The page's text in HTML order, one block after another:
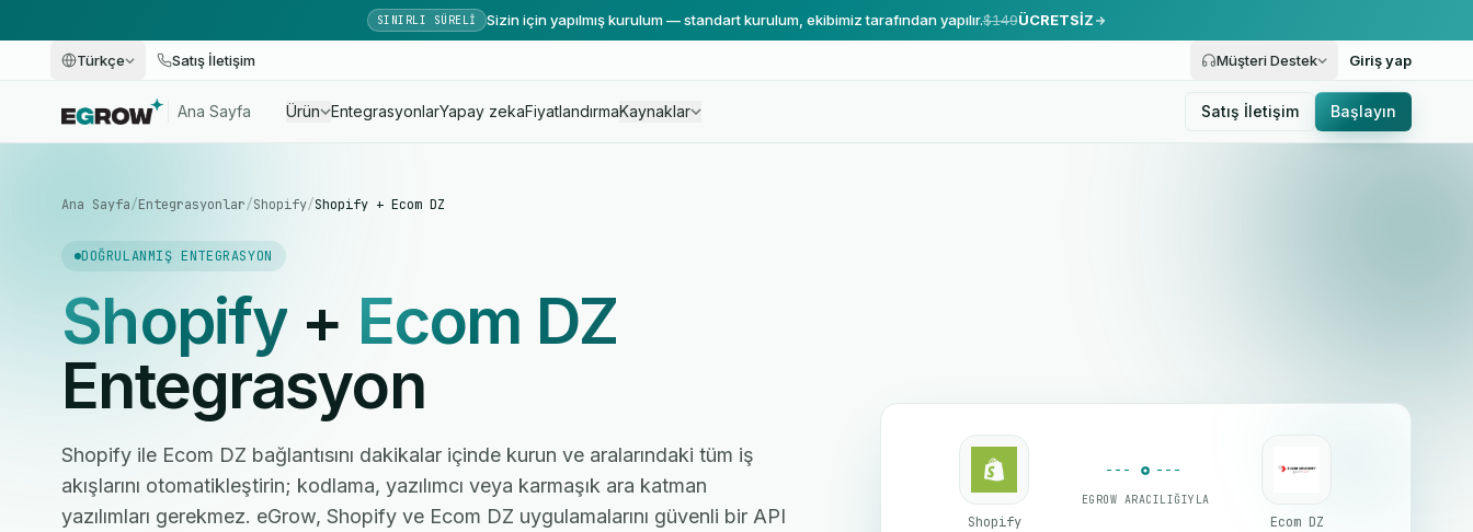
SINIRLI SÜRELI Sizin için yapılmış kurulum — standart kurulum, ekibimiz tarafından yapılır.$149ÜCRETSİZ
Türkçe Satış İletişim Müşteri Destek Giriş yap
Ana Sayfa Ürün EntegrasyonlarYapay zekaFiyatlandırmaKaynaklar Satış İletişim Başlayın
Ana Sayfa/Entegrasyonlar/Shopify/Shopify + Ecom DZ
DOĞRULANMIŞ ENTEGRASYON
Shopify+ Ecom DZ
Entegrasyon
Shopify ile Ecom DZ bağlantısını dakikalar içinde kurun ve aralarındaki tüm iş
akışlarını otomatikleştirin; kodlama, yazılımcı veya karmaşık ara katman
yazılımları gerekmez. eGrow, Shopify ve Ecom DZ uygulamalarını güvenli bir API
Shopify
EGROW ARACILIĞIYLA
Ecom DZ